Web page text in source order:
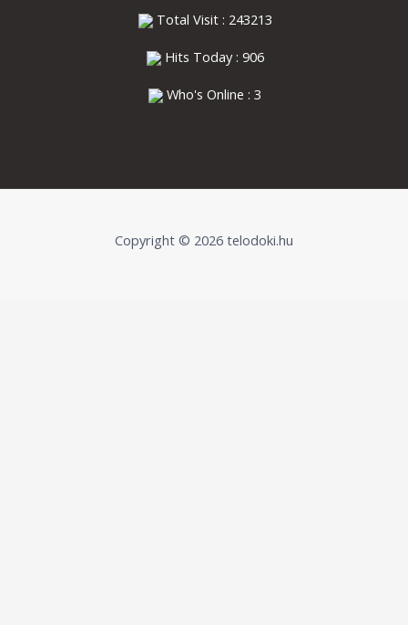
Total Visit : 243213
Hits Today : 906
Who's Online : 3
Copyright © 2026 telodoki.hu